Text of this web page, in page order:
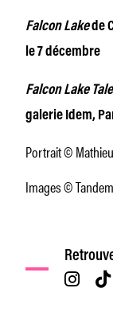
Falcon Lakede
le 7 décembre
Falcon Lake
galerie Idem,
Portrait ©
Images ©